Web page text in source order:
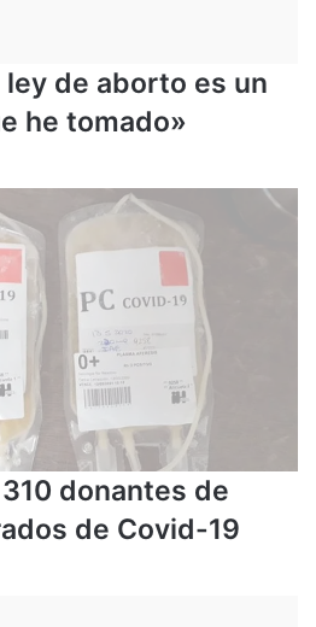
ley de aborto es un
he tomado»
donantes de
de Covid-19